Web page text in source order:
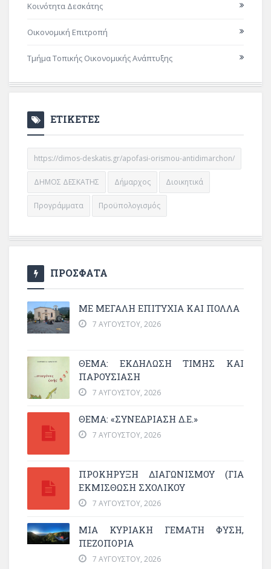
Κοινότητα Δεσκάτης
Οικονομική Επιτροπή
Τμήμα Τοπικής Οικονομικής Ανάπτυξης
ΕΤΙΚΕΤΕΣ
https://dimos-deskatis.gr/apofasi-orismou-antidimarchon/
ΔΗΜΟΣ ΔΕΣΚΑΤΗΣ Δήμαρχος Διοικητικά
Προγράμματα Προϋπολογισμός
ΠΡΟΣΦΑΤΑ
ΜΕ ΜΕΓΆΛΗ ΕΠΙΤΥΧΊΑ ΚΑΙ ΠΟΛΛΆ
7 ΑΥΓΟΎΣΤΟΥ, 2026
ΘΈΜΑ: ΕΚΔΉΛΩΣΗ ΤΙΜΉΣ ΚΑΙ
ΠΑΡΟΥΣΊΑΣΗ
7 ΑΥΓΟΎΣΤΟΥ, 2026
ΘΕΜΑ: «ΣΥΝΕΔΡΊΑΣΗ Δ.Ε.»
7 ΑΥΓΟΎΣΤΟΥ, 2026
ΠΡΟΚΗΡΥΞΗ ΔΙΑΓΩΝΙΣΜΟΥ (ΓΙΑ
ΕΚΜΊΣΘΩΣΗ ΣΧΟΛΙΚΟΎ
7 ΑΥΓΟΎΣΤΟΥ, 2026
ΜΙΑ ΚΥΡΙΑΚΉ ΓΕΜΆΤΗ ΦΎΣΗ,
ΠΕΖΟΠΟΡΊΑ
7 ΑΥΓΟΎΣΤΟΥ, 2026